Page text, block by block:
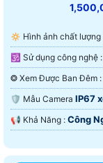
🔅 Hình ảnh chất lượng
🕉️ Sử dụng công nghệ :
❂ Xem Được Ban Đêm :
🛡 Mẫu Camera IP67
️📢 Khả Năng : Công